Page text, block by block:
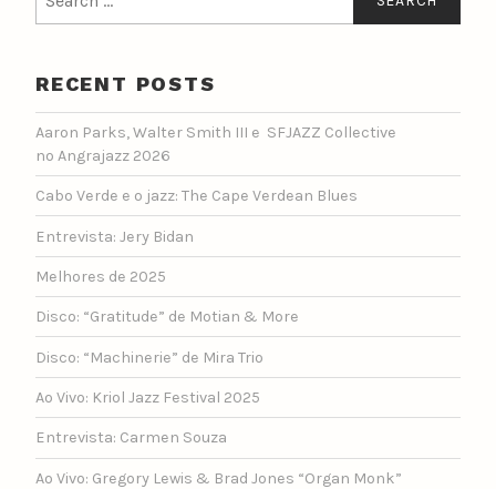
for:
RECENT POSTS
Aaron Parks, Walter Smith III e SFJAZZ Collective
no Angrajazz 2026
Cabo Verde e o jazz: The Cape Verdean Blues
Entrevista: Jery Bidan
Melhores de 2025
Disco: “Gratitude” de Motian & More
Disco: “Machinerie” de Mira Trio
Ao Vivo: Kriol Jazz Festival 2025
Entrevista: Carmen Souza
Ao Vivo: Gregory Lewis & Brad Jones “Organ Monk”